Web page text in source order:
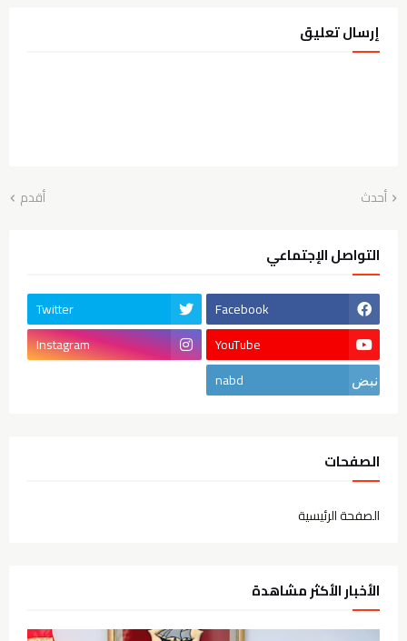
إرسال تعليق
أحدث أقدم
التواصل الإجتماعي
Facebook
Twitter
YouTube
Instagram
nabd
الصفحات
الصفحة الرئيسية
الأخبار الأكثر مشاهدة